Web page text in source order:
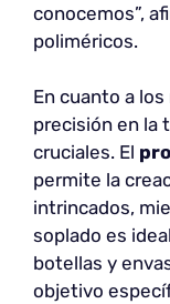
conocemos”,
poliméricos.
En cuanto a los
precisión en la
cruciales. El
permite la
intrincados,
soplado es
botellas y
objetivo